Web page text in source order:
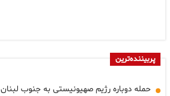
پربیننده‌ترین
حمله دوباره رژیم صهیونیستی به جنوب لبنان